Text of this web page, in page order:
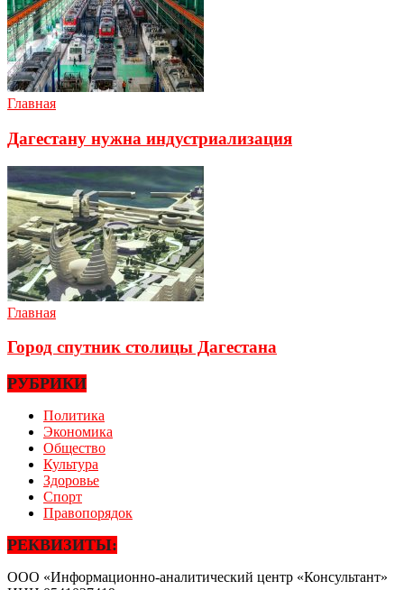
Главная
Дагестану нужна индустриализация
Главная
Город спутник столицы Дагестана
РУБРИКИ
Политика
Экономика
Общество
Культура
Здоровье
Спорт
Правопорядок
РЕКВИЗИТЫ:
ООО «Информационно-аналитический центр «Консультант»